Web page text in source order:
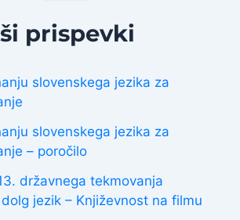
prispevki
slovenskega jezika za
slovenskega jezika za
– poročilo
državnega tekmovanja
jezik – Književnost na filmu